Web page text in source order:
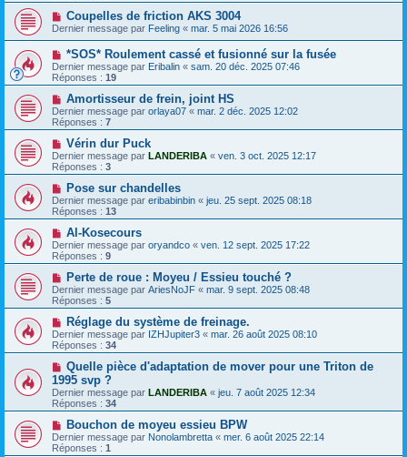
Coupelles de friction AKS 3004
Dernier message par Feeling « mar. 5 mai 2026 16:56
*SOS* Roulement cassé et fusionné sur la fusée
Dernier message par Eribalin « sam. 20 déc. 2025 07:46
Réponses : 19
Amortisseur de frein, joint HS
Dernier message par orlaya07 « mar. 2 déc. 2025 12:02
Réponses : 7
Vérin dur Puck
Dernier message par LANDERIBA « ven. 3 oct. 2025 12:17
Réponses : 3
Pose sur chandelles
Dernier message par eribabinbin « jeu. 25 sept. 2025 08:18
Réponses : 13
Al-Kosecours
Dernier message par oryandco « ven. 12 sept. 2025 17:22
Réponses : 9
Perte de roue : Moyeu / Essieu touché ?
Dernier message par AriesNoJF « mar. 9 sept. 2025 08:48
Réponses : 5
Réglage du système de freinage.
Dernier message par IZHJupiter3 « mar. 26 août 2025 08:10
Réponses : 34
Quelle pièce d'adaptation de mover pour une Triton de
1995 svp ?
Dernier message par LANDERIBA « jeu. 7 août 2025 12:34
Réponses : 34
Bouchon de moyeu essieu BPW
Dernier message par Nonolambretta « mer. 6 août 2025 22:14
Réponses : 1